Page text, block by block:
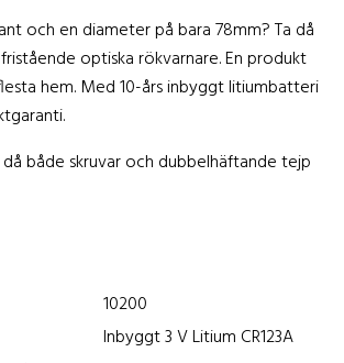
och en diameter på bara 78mm? Ta då
optiska rökvarnare. En produkt
hem. Med 10-års inbyggt litiumbatteri
både skruvar och dubbelhäftande tejp
10200
Inbyggt 3 V Litium CR123A